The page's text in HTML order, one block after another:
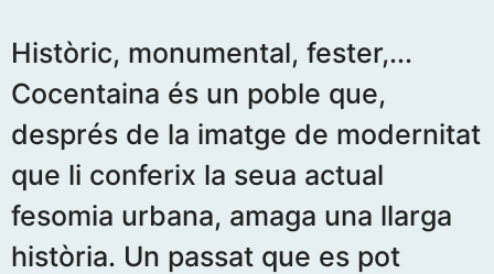
Històric, monumental, fester,...
Cocentaina és un poble que,
després de la imatge de modernitat
que li conferix la seua actual
fesomia urbana, amaga una llarga
història. Un passat que es pot